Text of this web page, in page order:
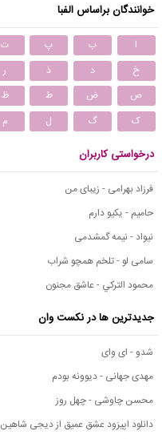
خوانندگان براساس الفبا
ا ب پ ت
خ
د ذ ر
ص
ض ط ظ
ک
گ ل م
درخواستی کاربران
فرزاد بهرامی - زیبای من
حامیم - یکیو دارم
نیواد - نیمه گمشدمی
سامی لو - تلخم همچو شراب
محمود التركي - عاشق مجنون
جدیدترین ها در نکست وان
شدو - ای وای
مهدی جهانی - دیوونه بودم
محسن چاوشی - چهل روز
دانلود اپیزود عشق عمیق از دیجی شاهین